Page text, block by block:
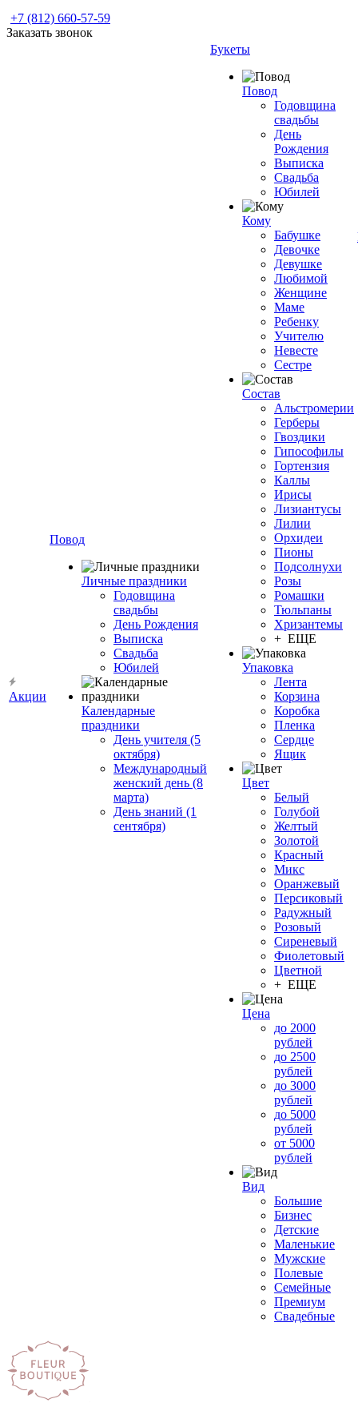
+7 (812) 660-57-59
Заказать звонок
Акции
Повод
Личные праздники
Годовщина
свадьбы
День Рождения
Выписка
Свадьба
Юбилей
Календарные
праздники
День учителя (5
октября)
Международный
женский день (8
марта)
День знаний (1
сентября)
Букеты
Повод
Годовщина
свадьбы
День
Рождения
Выписка
Свадьба
Юбилей
Кому
Бабушке
Девочке
Девушке
Любимой
Женщине
Маме
Ребенку
Учителю
Невесте
Сестре
Состав
Альстромерии
Герберы
Гвоздики
Гипософилы
Гортензия
Каллы
Ирисы
Лизиантусы
Лилии
Орхидеи
Пионы
Подсолнухи
Розы
Ромашки
Тюльпаны
Хризантемы
+ ЕЩЕ
Упаковка
Лента
Корзина
Коробка
Пленка
Сердце
Ящик
Цвет
Белый
Голубой
Желтый
Золотой
Красный
Микс
Оранжевый
Персиковый
Радужный
Розовый
Сиреневый
Фиолетовый
Цветной
+ ЕЩЕ
Цена
до 2000
рублей
до 2500
рублей
до 3000
рублей
до 5000
рублей
от 5000
рублей
Вид
Большие
Бизнес
Детские
Маленькие
Мужские
Полевые
Семейные
Премиум
Свадебные